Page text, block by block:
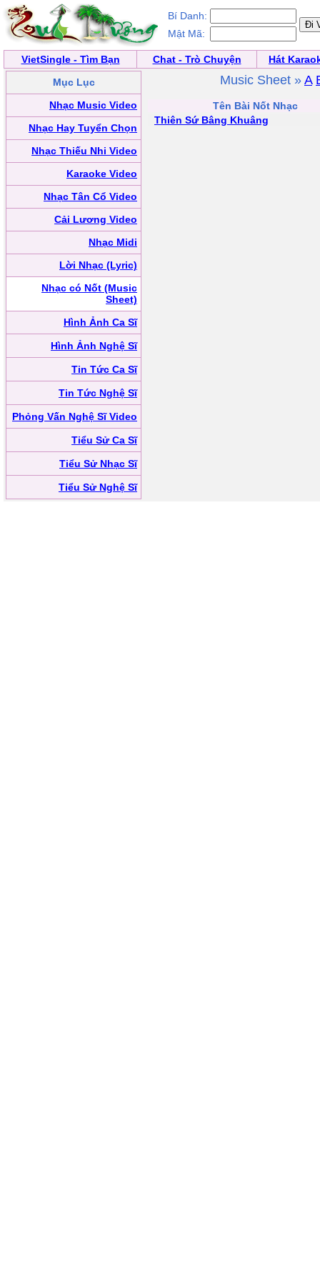
Bí Danh:
Mật Mã:
VietSingle - Tìm Bạn Chat - Trò Chuyện
Hát
Mục Lục
Nhạc Music Video
Nhạc Hay Tuyển Chọn
Nhạc Thiếu Nhi Video
Karaoke Video
Nhạc Tân Cổ Video
Cải Lương Video
Nhạc Midi
Lời Nhạc (Lyric)
Nhạc có Nốt (Music
Sheet)
Hình Ảnh Ca Sĩ
Hình Ảnh Nghệ Sĩ
Tin Tức Ca Sĩ
Tin Tức Nghệ Sĩ
Phỏng Vấn Nghệ Sĩ Video
Tiểu Sử Ca Sĩ
Tiểu Sử Nhạc Sĩ
Tiểu Sử Nghệ Sĩ
Music Sheet » A
Tên Bài Nốt Nhạc
Thiên Sứ Bâng Khuâng